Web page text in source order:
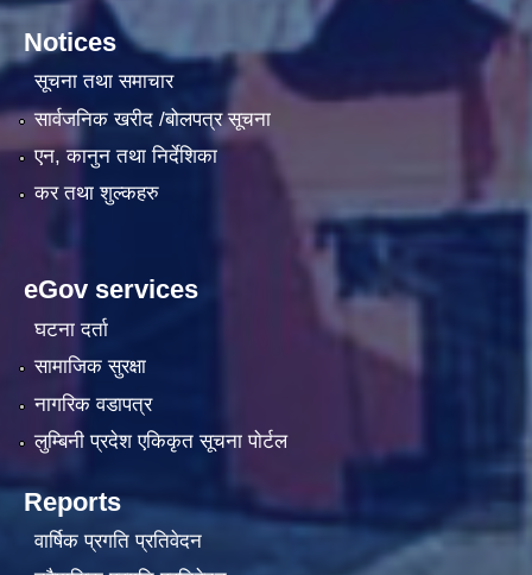
Notices
सूचना तथा समाचार
सार्वजनिक खरीद /बोलपत्र सूचना
एन, कानुन तथा निर्देशिका
कर तथा शुल्कहरु
eGov services
घटना दर्ता
सामाजिक सुरक्षा
नागरिक वडापत्र
लुम्बिनी प्रदेश एकिकृत सूचना पाेर्टल
Reports
वार्षिक प्रगति प्रतिवेदन